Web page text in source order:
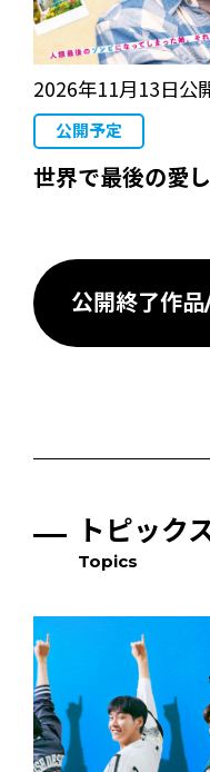
2026年11月13日公
公開予定
世界で最後の愛
公開終了作
トピック
Topics